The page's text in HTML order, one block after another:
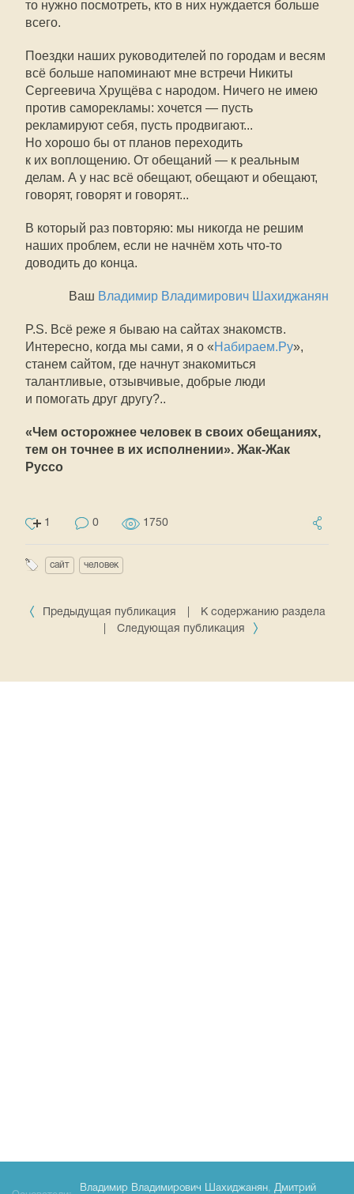
то нужно посмотреть, кто в них нуждается больше
всего.
Поездки наших руководителей по городам и весям
всё больше напоминают мне встречи Никиты
Сергеевича Хрущёва с народом. Ничего не имею
против саморекламы: хочется — пусть
рекламируют себя, пусть продвигают...
Но хорошо бы от планов переходить
к их воплощению. От обещаний — к реальным
делам. А у нас всё обещают, обещают и обещают,
говорят, говорят и говорят...
В который раз повторяю: мы никогда не решим
наших проблем, если не начнём хоть что-то
доводить до конца.
Ваш Владимир Владимирович Шахиджанян
P.S. Всё реже я бываю на сайтах знакомств.
Интересно, когда мы сами, я о «Набираем.Ру»,
станем сайтом, где начнут знакомиться
талантливые, отзывчивые, добрые люди
и помогать друг другу?..
«Чем осторожнее человек в своих обещаниях,
тем он точнее в их исполнении». Жак-Жак
Руссо
1 0 1750
сайт человек
Предыдущая публикация
К содержанию раздела
Следующая публикация
Владимир Владимирович Шахиджанян, Дмитрий